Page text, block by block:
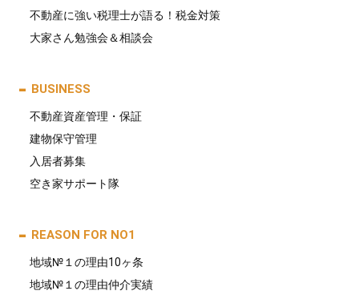
不動産に強い税理士が語る！税金対策
大家さん勉強会＆相談会
BUSINESS
不動産資産管理・保証
建物保守管理
入居者募集
空き家サポート隊
REASON FOR NO1
地域№１の理由10ヶ条
地域№１の理由仲介実績